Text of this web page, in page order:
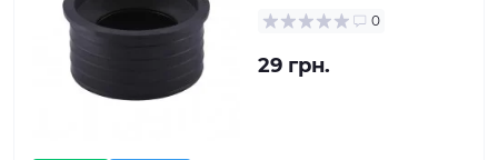
0
29 грн.